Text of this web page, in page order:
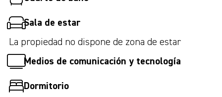
Sala de estar
La propiedad no dispone de zona de estar
Medios de comunicación y tecnología
Dormitorio